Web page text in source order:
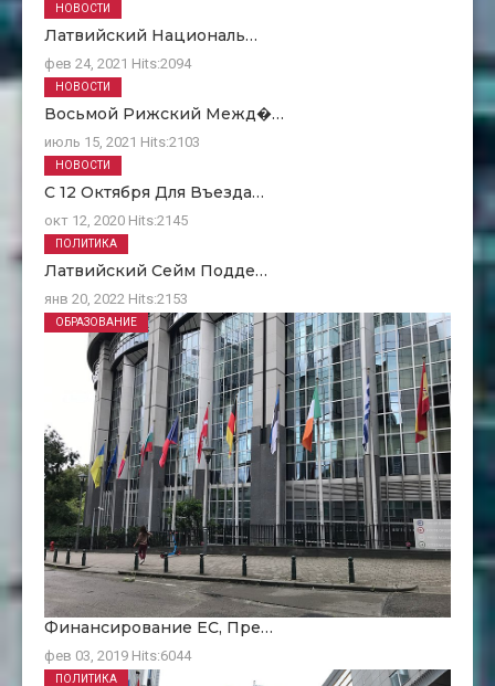
Латвийский Националь…
фев 24, 2021 Hits:2094
НОВОСТИ
Восьмой Рижский Межд�…
июль 15, 2021 Hits:2103
НОВОСТИ
С 12 Октября Для Въезда…
окт 12, 2020 Hits:2145
НОВОСТИ
Латвийский Сейм Подде…
янв 20, 2022 Hits:2153
ПОЛИТИКА
Финансирование ЕC, Пре…
фев 03, 2019 Hits:6044
ОБРАЗОВАНИЕ
ПОЛИТИКА